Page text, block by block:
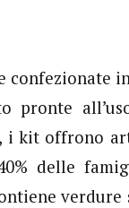
pronte
i kit offrono
delle
verdure